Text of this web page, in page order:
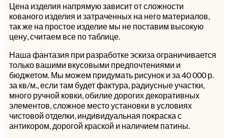
Цена изделия напрямую зависит от сложности
кованого изделия и затраченных на него материалов,
так же на простое изделие мы не поставим высокую
цену, считаем все по таблице.
Наша фантазия при разработке эскиза ограничивается
только вашими вкусовыми предпочтениями и
бюджетом. Мы можем придумать рисунок и за 40 000 р.
за кв/м., если там будет фактура, радиусные участки,
много ручной ковки, обилие дорогих декоративных
элементов, сложное место установки в условиях
чистовой отделки, индивидуальная покраска с
антикором, дорогой краской и наличием патины.